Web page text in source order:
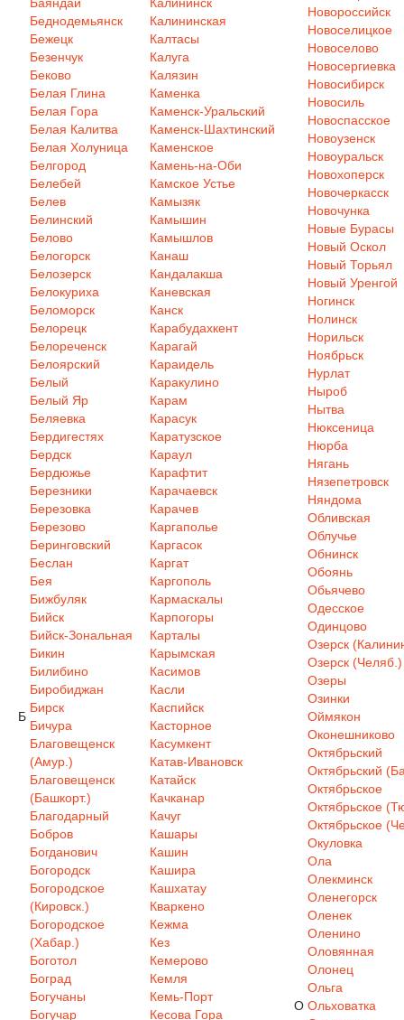
Б
Беднодемьянск
Бежецк
Безенчук
Беково
Белая Глина
Белая Гора
Белая Калитва
Белая Холуница
Белгород
Белебей
Белев
Белинский
Белово
Белогорск
Белозерск
Белокуриха
Беломорск
Белорецк
Белореченск
Белоярский
Белый
Белый Яр
Беляевка
Бердигестях
Бердск
Бердюжье
Березники
Березовка
Березово
Беринговский
Беслан
Бея
Бижбуляк
Бийск
Бийск-Зональная
Бикин
Билибино
Биробиджан
Бирск
Бичура
Благовещенск
(Амур.)
Благовещенск
(Башкорт.)
Благодарный
Бобров
Богданович
Богородск
Богородское
(Кировск.)
Богородское
(Хабар.)
Боготол
Боград
Богучаны
Богучар
Калининская
Калтасы
Калуга
Калязин
Каменка
Каменск-Уральский
Каменск-Шахтинский
Каменское
Камень-на-Оби
Камское Устье
Камызяк
Камышин
Камышлов
Канаш
Кандалакша
Каневская
Канск
Карабудахкент
Карагай
Караидель
Каракулино
Карам
Карасук
Каратузское
Караул
Карафтит
Карачаевск
Карачев
Каргаполье
Каргасок
Каргат
Каргополь
Кармаскалы
Карпогоры
Карталы
Карымская
Касимов
Касли
Каспийск
Касторное
Касумкент
Катав-Ивановск
Катайск
Качканар
Качуг
Кашары
Кашин
Кашира
Кашхатау
Кваркено
Кежма
Кез
Кемерово
Кемля
Кемь-Порт
Кесова Гора
Новороссийск
Новоселицкое
Новоселово
Новосергиевка
Новосибирск
Новосиль
Новоспасское
Новоузенск
Новоуральск
Новохоперск
Новочеркасск
Новочунка
Новые Бурасы
Новый Оскол
Новый Торьял
Новый Уренгой
Ногинск
Нолинск
Норильск
Ноябрьск
Нурлат
Ныроб
Нытва
Нюксеница
Нюрба
Нягань
Нязепетровск
Няндома
О
Обливская
Облучье
Обнинск
Обоянь
Обьячево
Одесское
Одинцово
Озерск
Озерск (Челяб.)
Озеры
Озинки
Оймякон
Оконешниково
Октябрьский
Октябрьский
Октябрьское
Октябрьское
Октябрьское
Окуловка
Ола
Олекминск
Оленегорск
Оленек
Оленино
Оловянная
Олонец
Ольга
Ольховатка